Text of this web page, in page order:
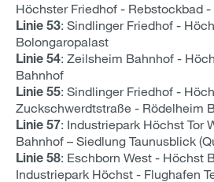
Höchster Friedhof - Rebstockbad
Linie 53: Sindlinger Friedhof -
Bolongaropalast
Linie 54: Zeilsheim Bahnhof -
Bahnhof
Linie 55: Sindlinger Friedhof -
Zuckschwerdtstraße - Rödelheim
Linie 57: Industriepark Höchst Tor
Bahnhof – Siedlung Taunusblick
Linie 58: Eschborn West - Höchst
Industriepark Höchst - Flughafen